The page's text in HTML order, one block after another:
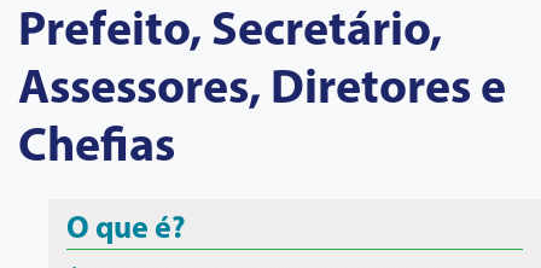
Prefeito, Secretário,
Assessores, Diretores e
Chefias
O que é?